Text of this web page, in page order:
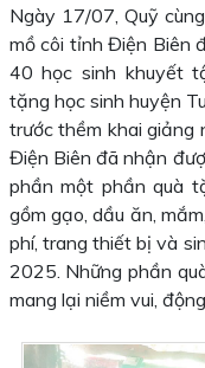
Ngày 17/07, Quỹ
mồ côi tỉnh Điện Biên
40 học sinh khuyết
tặng học sinh huyện
trước thềm khai giảng
Điện Biên đã nhận
phần một phần quà
gồm gạo, dầu ăn,
phí, trang thiết bị và
2025. Những phần
mang lại niềm vui,